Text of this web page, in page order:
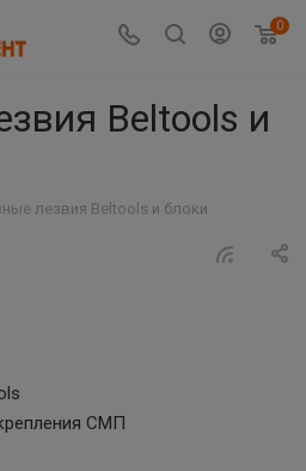
0
Beltools и
лезвия Beltools и блоки
СМП